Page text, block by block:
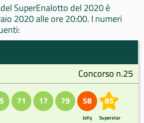
SuperEnalotto del 2020 è
2020 alle ore 20:00. I numeri
Concorso n.25
71 17 79 58
Jolly
85
Superstar